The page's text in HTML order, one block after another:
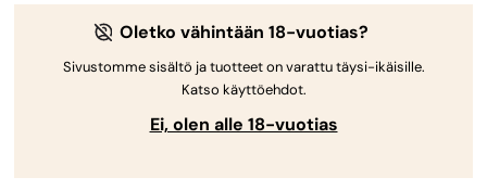
Kannabiksen kasvatusopas Royal Queen Seedsiltä
Kasvatusopas Aihehaku
Oletko vähintään 18-vuotias?
Sivustomme sisältö ja tuotteet on varattu täysi-ikäisille.
Katso käyttöehdot.
Ei, olen alle 18-vuotias